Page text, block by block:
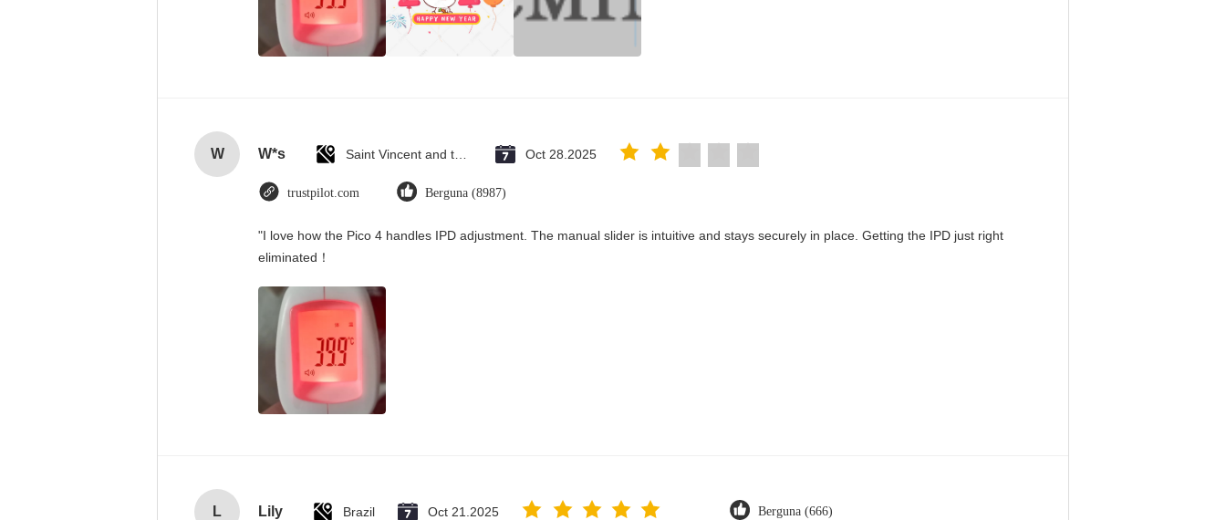
W W*s Oct 28.2025
trustpilot.com Berguna (8987)
"I love how the Pico 4 handles IPD adjustment. The manual slider is intuitive and stays securely in place. Getting the IPD just right
eliminated！
L Lily Brazil Oct 21.2025 Berguna (666)